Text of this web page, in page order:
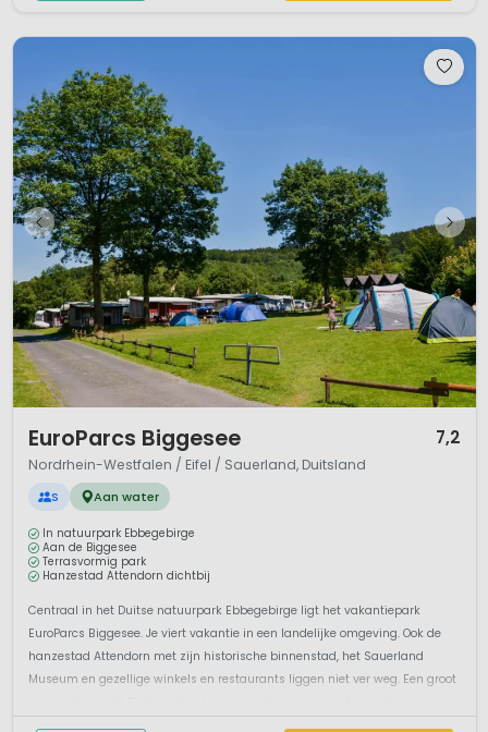
EuroParcs Biggesee 7,2
Nordrhein-Westfalen / Eifel / Sauerland, Duitsland
S Aan water
In natuurpark Ebbegebirge
Aan de Biggesee
Terrasvormig park
Hanzestad Attendorn dichtbij
Centraal in het Duitse natuurpark Ebbegebirge ligt het vakantiepark
EuroParcs Biggesee. Je viert vakantie in een landelijke omgeving. Ook de
hanzestad Attendorn met zijn historische binnenstad, het Sauerland
Museum en gezellige winkels en restaurants liggen niet ver weg. Een groot